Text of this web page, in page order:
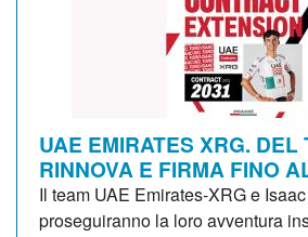
UAE EMIRATES XRG. DEL
RINNOVA E FIRMA FINO
Il team UAE Emirates-XRG e
proseguiranno la loro avventura